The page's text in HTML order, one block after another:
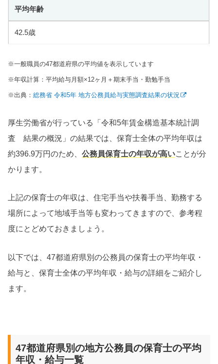
平均年齢
42.5歳
※一般職員の47都道府県の平均値を表示しています
※年収計算：平均給与月額×12ヶ月＋期末手当・勤勉手当
※出典：総務省 令和5年 地方公務員給与実態調査結果の状況
厚生労働省が行っている「令和5年賃金構造基本統計調
査 結果の概況」の結果では、保育士全体の平均年収は
約396.9万円のため、公務員保育士の年収が高いことが分
かります。
上記の保育士の年収は、住宅手当や扶養手当、勤務する
場所によって地域手当等も変わってきますので、参考程
度にとどめておきましょう。
以下では、47都道府県別の公務員の保育士の平均年収・
給与と、保育士全体の平均年収・給与の詳細をご紹介し
ます。
47都道府県別の地方公務員の保育士の平均
年収・給与一覧